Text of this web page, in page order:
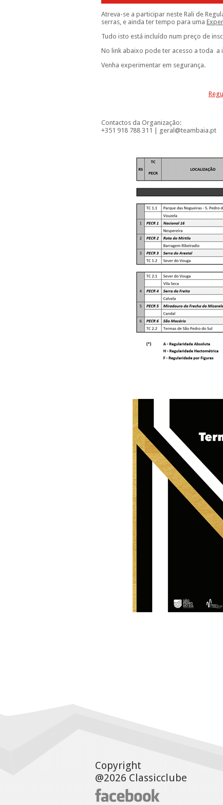
Atreva-se a participar neste Rali de
serras, e ainda ter tempo para uma
Tudo isto está incluído num preço de
No link abaixo pode ter acesso a toda a
Venha experimentar em segurança.
Contactos da Organização:
+351 918 788 311 | geral@teambaia.pt
Copyright
@2026 Classicclube